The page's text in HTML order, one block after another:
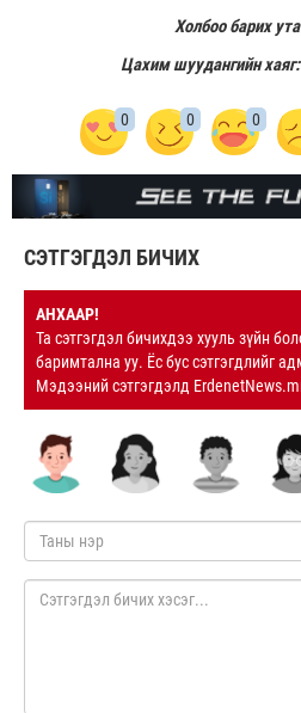
Холбоо барих
Цахим шуудангийн хаяг:
0 0 0
СЭТГЭГДЭЛ БИЧИХ
АНХААР!
Та сэтгэгдэл бичихдээ хууль зүйн
баримтална уу. Ёс бус сэтгэгдлийг
Мэдээний сэтгэгдэлд